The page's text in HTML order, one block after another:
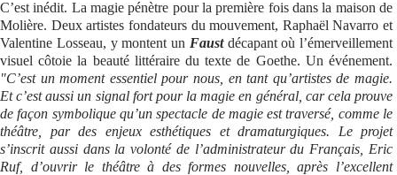
C’est inédit. La magie pénètre pour la première fois dans la maison de
Molière. Deux artistes fondateurs du mouvement, Raphaël Navarro et
Valentine Losseau, y montent un Faust décapant où l’émerveillement
visuel côtoie la beauté littéraire du texte de Goethe. Un événement.
"C’est un moment essentiel pour nous, en tant qu’artistes de magie.
Et c’est aussi un signal fort pour la magie en général, car cela prouve
de façon symbolique qu’un spectacle de magie est traversé, comme le
théâtre, par des enjeux esthétiques et dramaturgiques. Le projet
s’inscrit aussi dans la volonté de l’administrateur du Français, Eric
Ruf, d’ouvrir le théâtre à des formes nouvelles, après l’excellent